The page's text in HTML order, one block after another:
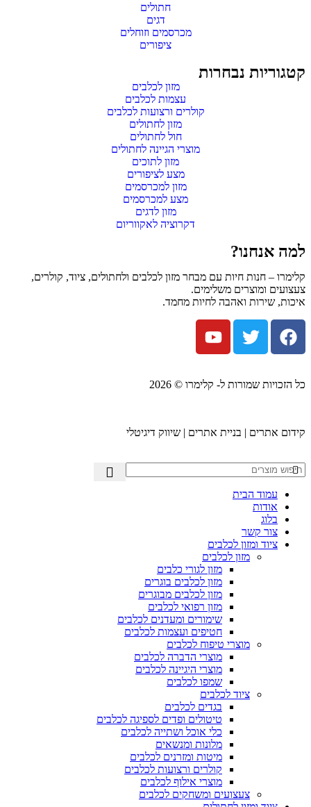
חתולים
דגים
מכרסמים וזוחלים
ציפורים
קטגוריות נבחרות
מזון לכלבים
עצמות לכלבים
קולרים ורצועות לכלבים
מזון לחתולים
חול לחתולים
מוצרי הגיינה לחתולים
מזון לתוכים
מצע לציפורים
מזון למכרסמים
מצע למכרסמים
מזון לדגים
דקרוציה לאקווריום
למה אנחנו?
קלימרו – חנות חיות עם מבחר מזון לכלבים ולחתולים, ציוד, קולרים,
צעצועים ומוצרים משלימים.
איכות, שירות ואהבה לחיות מחמד.
כל הזכויות שמורות ל- קלימרו © 2026
קידום אתרים | בניית אתרים | שיווק דיגיטלי
עמוד הבית
אודות
בלוג
צור קשר
ציוד ומזון לכלבים
מזון לכלבים
מזון לגורי כלבים
מזון לכלבים בוגרים
מזון לכלבים מבוגרים
מזון רפואי לכלבים
שימורים ומעדנים לכלבים
חטיפים ועצמות לכלבים
מוצרי טיפוח לכלבים
מוצרי הדברה לכלבים
מוצרי היגיינה לכלבים
שמפו לכלבים
ציוד לכלבים
בגדים לכלבים
טיטולים ופדים לספיגה לכלבים
כלי אוכל ושתייה לכלבים
מלונות ומנשאים
מיטות ומזרנים לכלבים
קולרים ורצועות לכלבים
מוצרי אילוף לכלבים
צעצועים ומשחקים לכלבים